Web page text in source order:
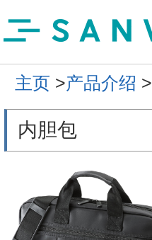
主页 >产品介绍 >
内胆包